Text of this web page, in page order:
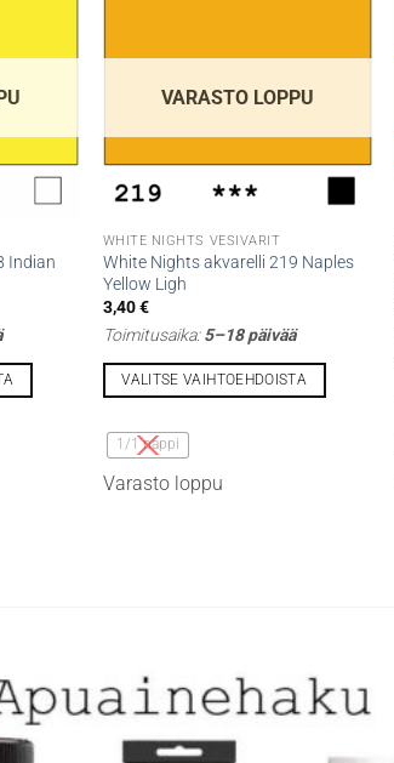
Indian
VARASTO LOPPU
WHITE NIGHTS VESIVÄRIT
White Nights akvarelli 219 Naples
Yellow Ligh
3,40€
Toimitusaika:5–18 päivää
VALITSE VAIHTOEHDOISTA
tuotteella
useampi
1/1 nappi
Varasto loppu